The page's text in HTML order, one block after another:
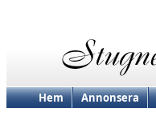
Hem Annonsera